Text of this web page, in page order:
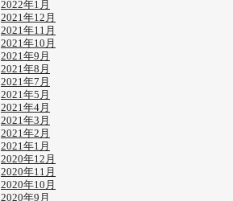
2022年1月
2021年12月
2021年11月
2021年10月
2021年9月
2021年8月
2021年7月
2021年5月
2021年4月
2021年3月
2021年2月
2021年1月
2020年12月
2020年11月
2020年10月
2020年9月